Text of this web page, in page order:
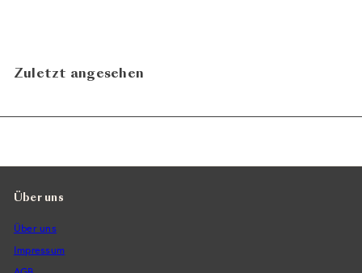
Zuletzt angesehen
Über uns
Über uns
Impressum